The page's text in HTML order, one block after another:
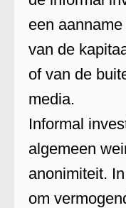
een
van de
of van de
media.
Informal
algemeen
anonimiteit.
om